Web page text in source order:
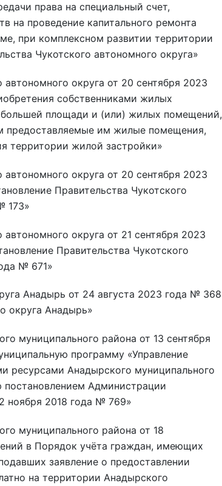
права на специальный счет,
на проведение капитального ремонта
при комплексном развитии территории
Чукотского автономного округа»
округа от 20 сентября 2023
собственниками жилых
площади и (или) жилых помещений,
предоставляемые им жилые помещения,
территории жилой застройки»
округа от 20 сентября 2023
Правительства Чукотского
173»
округа от 21 сентября 2023
Правительства Чукотского
№ 671»
Анадырь от 24 августа 2023 года № 368
округа Анадырь»
муниципального района от 13 сентября
программу «Управление
Анадырского муниципального
Администрации
ноября 2018 года № 769»
муниципального района от 18
в Порядок учёта граждан, имеющих
заявление о предоставлении
на территории Анадырского